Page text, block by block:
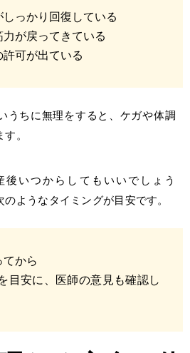
っかり回復している
が戻ってきている
可が出ている
うちに無理をすると、ケガや体調
。
後いつから してもいいでしょう
ようなタイミングが目安です。
から
目安に、医師の意見も確認し